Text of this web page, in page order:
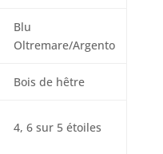
Blu
Oltremare/Argento
Bois de hêtre
4, 6 sur 5 étoiles